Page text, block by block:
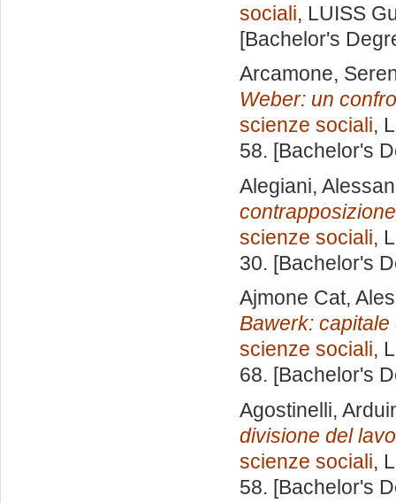
sociali, LUISS
[Bachelor's
Arcamone,
Weber: un
scienze sociali,
58. [Bachelor's
Alegiani,
scienze sociali,
30. [Bachelor's
Ajmone Cat,
Bawerk:
scienze sociali,
68. [Bachelor's
Agostinelli,
divisione del
scienze sociali,
58. [Bachelor's